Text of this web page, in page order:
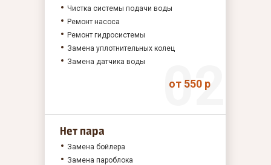
Чистка системы подачи воды
Ремонт насоса
Ремонт гидросистемы
Замена уплотнительных колец
Замена датчика воды
от 550 р
Нет пара
Замена бойлера
Замена пароблока